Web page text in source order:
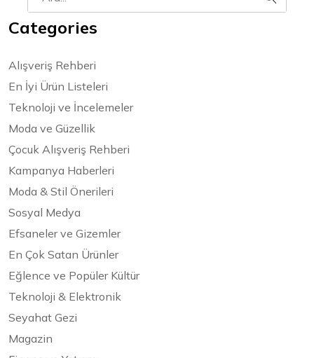
Categories
Alışveriş Rehberi
En İyi Ürün Listeleri
Teknoloji ve İncelemeler
Moda ve Güzellik
Çocuk Alışveriş Rehberi
Kampanya Haberleri
Moda & Stil Önerileri
Sosyal Medya
Efsaneler ve Gizemler
En Çok Satan Ürünler
Eğlence ve Popüler Kültür
Teknoloji & Elektronik
Seyahat Gezi
Magazin